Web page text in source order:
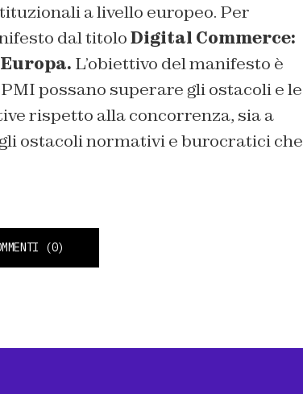
a livello europeo. Per
dal titoloDigital Commerce:
L’obiettivo del manifesto è
possano superare gli ostacoli e le
rispetto alla concorrenza, sia a
ostacoli normativi e burocratici che
(0)